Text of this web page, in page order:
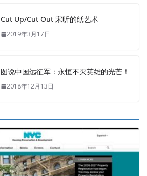
Cut Up/Cut Out 宋昕的纸艺术
2019年3月17日
图说中国远征军：永恒不灭英雄的光芒！
2018年12月13日